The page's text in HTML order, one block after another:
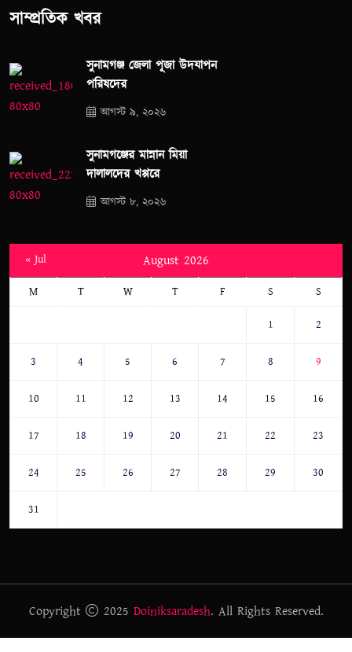
সাম্প্রতিক খবর
সুনামগঞ্জ জেলা পূজা উদযাপন
পরিষদের
আগস্ট ৯, ২০২৬
সুনামগঞ্জের মান্নান মিয়া
দালালদের খপ্পরে
আগস্ট ৮, ২০২৬
August 2026
M T W T F S S
1 2
3 4 5 6 7 8 9
10 11 12 13 14 15 16
17 18 19 20 21 22 23
24 25 26 27 28 29 30
31
« Jul
Copyright 2025 Doiniksaradesh. All Rights Reserved.